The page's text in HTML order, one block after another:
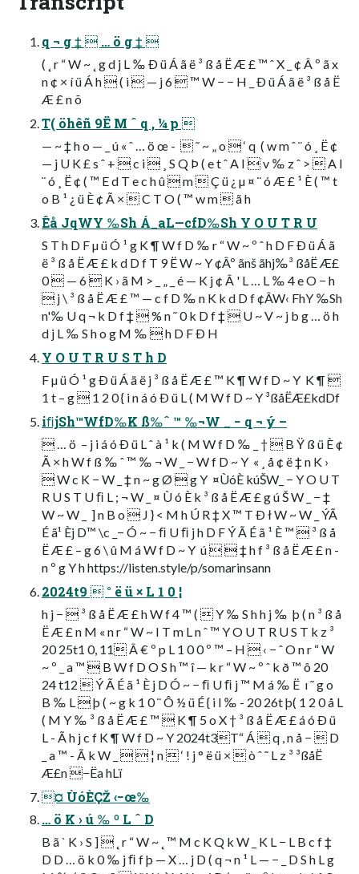
q ¬ g ‡  … ö g ‡ 
( ˛ r “ W ~ ˛ g d j L ‰ Ð ü Á ã ë ³ ß å Ë Æ £ ™ ˆ X _ ¢ Â º ã x
n ¢ × í ü Á h  ( i  — j 6  ™ W − − H _ Ð ü Á ã ë ³ ß å Ë
Æ £ n õ
T( öhêñ 9Ë M ˆ q , ¼ p 
— ~ ‡ h o — _ ú « ˆ … ö œ -   ˜ ~ „ o  ‘ q  ( w m ˆ ¨ ó ¸ Ë ¢
— j U K £ s ˆ +  c i  ¸ S Q Þ ( e t ˆ A I  v ‰ z ˆ >  A I
¨ ó ¸ Ë ¢ ( ™ E d T e c h û  m  Ç ü ¿ µ ¤ ¨ ó Æ £ ¹ È ( ™ t
o B ¹ ¿ ü È ¢ Ã ×  C T O ( ™ w m  ã h
Êå JqWY ‰Sh Á_aL—cfD‰Sh Y O U T R U
S T h D F µ ü Ó ¹ g K ¶ W f D ‰ r “ W ~ º ˆ h D F Ð ü Á ã
ë ³ ß å Ë Æ £ k d D f T 9 Ë W ~ Y ¢Âº ãnš ãhj‰³ ßåË Æ£
0  — 6  K › ã M > _ „ _ é — K j ¢ Â ' L … L ‰ 4 e O − h
 j \ ³ ß å Ë Æ £ ™ — c f D ‰ n K k d D f ¢ÂW‹ FhY ‰Sh
n'‰ U q ¬ k D f ‡  % n ˜ 0 k D f ‡  U ~ V ~ j b g … ö h
d j L ‰ S h o g M ‰  h D F Ð H
Y O U T R U S T h D
F µ ü Ó ¹ g Ð ü Á ã ë j ³ ß å Ë Æ £ ™ K ¶ W f D ~ Y  K ¶ 
1 t – g  1 2 0 { i n á ó Ð ü L ( M W f D ~ Y ³ßåËÆ£kdDf
iﬁjSh™WfD‰K ß‰ˆ ™ ‰¬W _ − q ¬ ý –
 … ö  – j i á ó Ð ü L ˆ à ¹ k ( M W f D ‰ _ †  B Ÿ ß ü È ¢
Ã × h W f ß ‰ ˆ ™ ‰ ¬ W _ − W f D ~ Y  « ¸ å ¢ ë ‡ n K ›
 W c K − W _ ‡ n ~ g Ø  g Y  ¤ÙóÈ kúŠW_ − Y O U T
R U S T U ﬁ L ; ¬ W _ ¤ Ù ó È k ³ ß å Ë Æ £ g ú Š W _ − ‡
W ~ W _  ] n B o  J } < M h Ú R ‡ X ™ T Ð ł W ~ W _ ÝÃ
É ã¹ Èj D™ \c _− Ó ~ − ﬁ U ﬁ j h D F Ý Ã É ã ¹ È ™  ³ ß å
Ë Æ £ – g 6 \ û M á W f D ~ Y  ú   ‡ h f ³ ß å Ë Æ £ n -
n º g Y h https://listen.style/p/somarinsann
2024t9  ° ë ü × L 1 0 ¦
h j −  ³ ß å Ë Æ £ h W f 4 ™ (  Y ‰ S h h j ‰  þ ( n ³ ß å
Ë Æ £ n M « n r “ W ~ I T m L n ˆ ™ Y O U T R U S T k z ³
20 25t1 0, 11 Â € º p L 1 0 0 º ™ – H  ‹ − ˆ O n r “ W
~ º _ a ™  B W f D O S h ™ î — k r “ W ~ º ˆ k ð ™ ô 20
24 t12  Ý Ã É ã ¹ È j D Ó ~ − ﬁ U ﬁ j ™ M á ‰ Ë  ı ˜ g o
B ‰ L  þ ( ~ g k 1 0 ¨ Ô ½ ü É { i l ‰ - 20 26t þ( 1 2 0 å L
( M Y ‰ ³ ß å Ë Æ £ ™  K ¶ 5 o X † ³ ß å Ë Æ £ á ó Ð ü
L - Ã h j c f K ¶ W f D ~ Y 2024t3T“ Á  q , n å −  D
_ a ™ - Ã k W _   ¦ n  ‘ ! j ° ë ü ×  ò ˆ ˜ L z ³ ³ßåË
Æ£n −Ëa hLï
¤ ÙóÈÇŽ ‹−œ‰
… ö K › ú ‰ º L ˆ D
B ã ` K › S ]  ˛ r “ W ~ ˛ ™ M c K Q k W _ K L − L B c f ‡
D D … ö k 0 ‰ j ﬁ f þ — X … j D ( q ¬ n ¹ L — − _ D S h L g